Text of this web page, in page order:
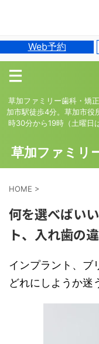
Web予約
草加ファミリー歯科・
加市駅徒歩4分
時30分から19時（
草加ファミリ
HOME >
何を選べばい
ト、入れ歯の
インプラント、ブ
どれにしようか迷